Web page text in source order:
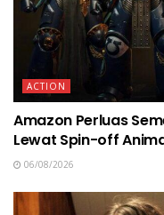
ACTION
Amazon Perluas
Lewat Spin-off
06/08/2026